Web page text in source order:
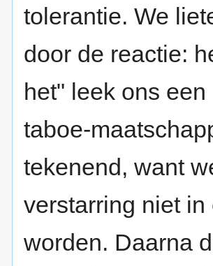
tolerantie. We
door de reactie:
het" leek ons
taboe-
tekenend, want
verstarring niet
worden. Daarna